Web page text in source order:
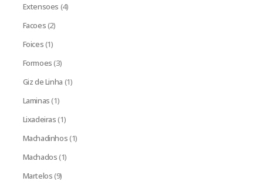
Extensoes (4)
Facoes(2)
Foices(1)
Formoes(3)
Giz de Linha (1)
Laminas(1)
Lixadeiras(1)
Machadinhos(1)
Machados(1)
Martelos(9)